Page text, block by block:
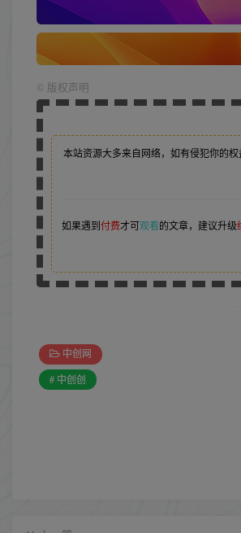
版权声明
本站资源大多来自网络，如有侵犯你的
如果遇到 付费才可观看的文章，建议升级
中创网
# 中创创